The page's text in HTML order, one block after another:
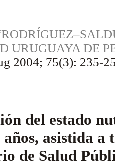
URUGUAYA DE
2004; 75(3): 235-
del estado
años, asistida a
de Salud